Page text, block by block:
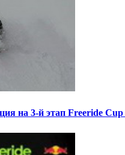
на 3-й этап Freeride Cup